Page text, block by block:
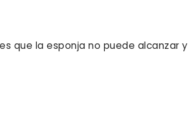
que la esponja no puede alcanzar